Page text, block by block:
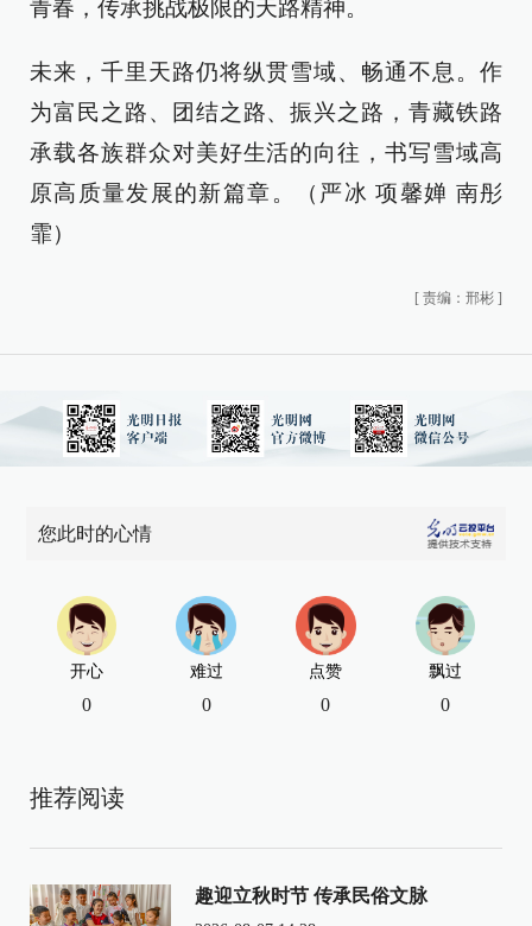
青春，传承挑战极限的天路精神。
未来，千里天路仍将纵贯雪域、畅通不息。作
为富民之路、团结之路、振兴之路，青藏铁路
承载各族群众对美好生活的向往，书写雪域高
原高质量发展的新篇章。（严冰 项馨婵 南彤
霏）
[ 责编：邢彬 ]
您此时的心情
开心
0
难过
0
点赞
0
飘过
0
推荐阅读
趣迎立秋时节 传承民俗文脉